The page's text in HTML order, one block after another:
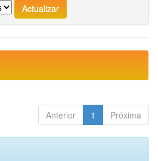
Anterior 1 Próxima